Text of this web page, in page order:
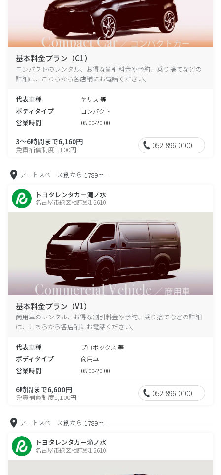
基本料金プラン（C1）
コンパクトのレンタル、お得な割引料金や予約、乗り捨てなどの
詳細は、こちらから各店舗にお電話ください。
代表車種 ヤリス 等
ボディタイプ コンパクト
営業時間 08:00-20:00
3～6時間まで6,160円
免責補償制度1,100円 052-896-0100
アートスペース創から 1789m
トヨタレンタカー滝ノ水
名古屋市緑区相原郷1-2610
基本料金プラン（V1）
商用車のレンタル、お得な割引料金や予約、乗り捨てなどの詳細
は、こちらから各店舗にお電話ください。
代表車種 プロボックス 等
ボディタイプ 商用車
営業時間 08:00-20:00
6時間まで6,600円
免責補償制度1,100円 052-896-0100
アートスペース創から 1789m
トヨタレンタカー滝ノ水
名古屋市緑区相原郷1-2610